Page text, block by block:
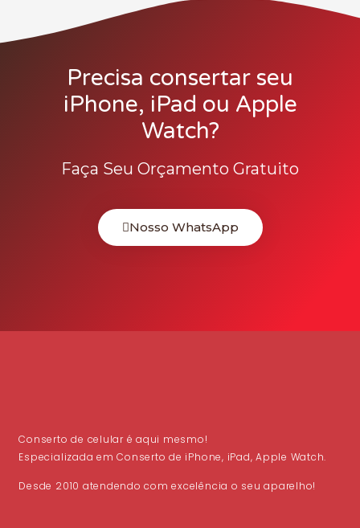
Precisa consertar seu
iPhone, iPad ou Apple
Watch?
Faça Seu Orçamento Gratuito
Nosso WhatsApp
Conserto de celular é aqui mesmo!
Especializada em Conserto de iPhone, iPad, Apple Watch.
Desde 2010 atendendo com excelência o seu aparelho!